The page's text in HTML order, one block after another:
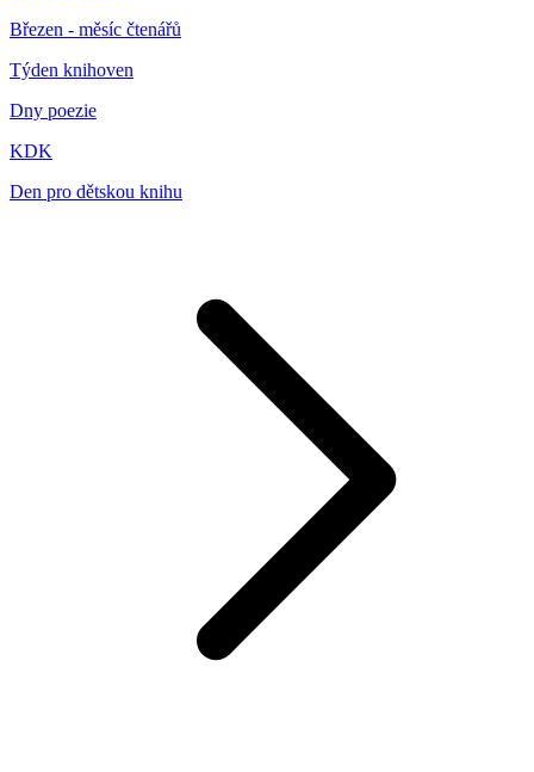
Březen - měsíc čtenářů
Týden knihoven
Dny poezie
KDK
Den pro dětskou knihu